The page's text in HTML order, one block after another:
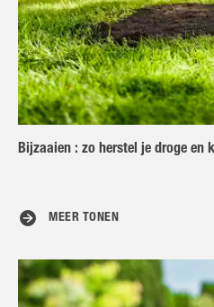
Bijzaaien : zo herstel je droge en
MEER TONEN